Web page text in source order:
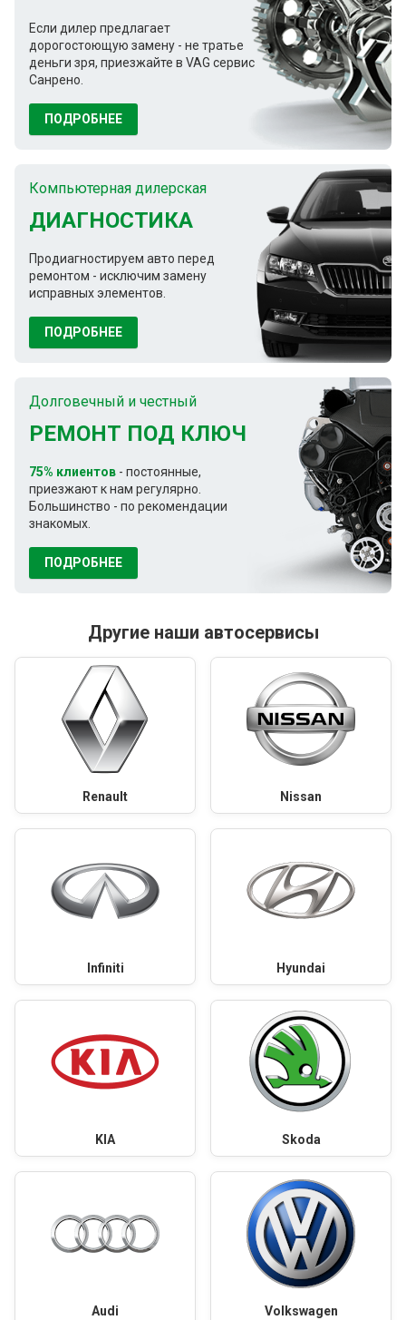
Если дилер предлагает
дорогостоющую замену - не тратье
деньги зря, приезжайте в VAG сервис
Санрено.
ПОДРОБНЕЕ
Компьютерная дилерская
ДИАГНОСТИКА
Продиагностируем авто перед
ремонтом - исключим замену
исправных элементов.
ПОДРОБНЕЕ
Долговечный и честный
РЕМОНТ ПОД КЛЮЧ
75% клиентов - постоянные,
приезжают к нам регулярно.
Большинство - по рекомендации
знакомых.
ПОДРОБНЕЕ
Другие наши автосервисы
Renault Nissan
Infiniti Hyundai
KIA Skoda
Audi Volkswagen